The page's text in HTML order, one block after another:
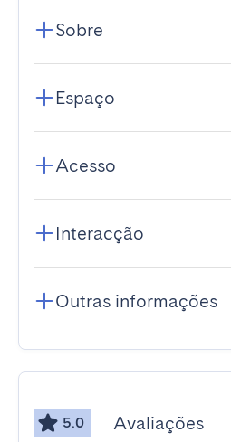
Sobre
Espaço
Acesso
Interacção
Outras informações
5.0 Avaliações